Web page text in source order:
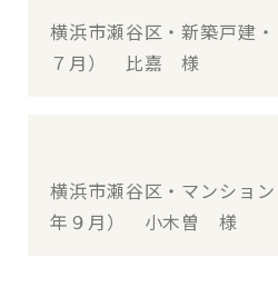
横浜市瀬谷区・新築戸建
７月） 比嘉 様
横浜市瀬谷区・マンショ
年９月） 小木曽 様